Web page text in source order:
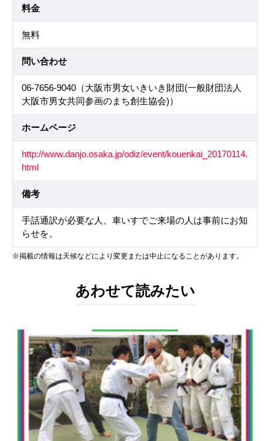
料金
無料
問い合わせ
06-7656-9040（大阪市男女いきいき財団(一般財団法人
大阪市男女共同参画のまち創生協会)）
ホームページ
http://www.danjo.osaka.jp/odiz/event/kouenkai_20170114.
html
備考
手話通訳が必要な人、車いすでご来場の人は事前にお知
らせを。
※掲載の情報は天候などにより変更または中止になることがあります。
あわせて読みたい